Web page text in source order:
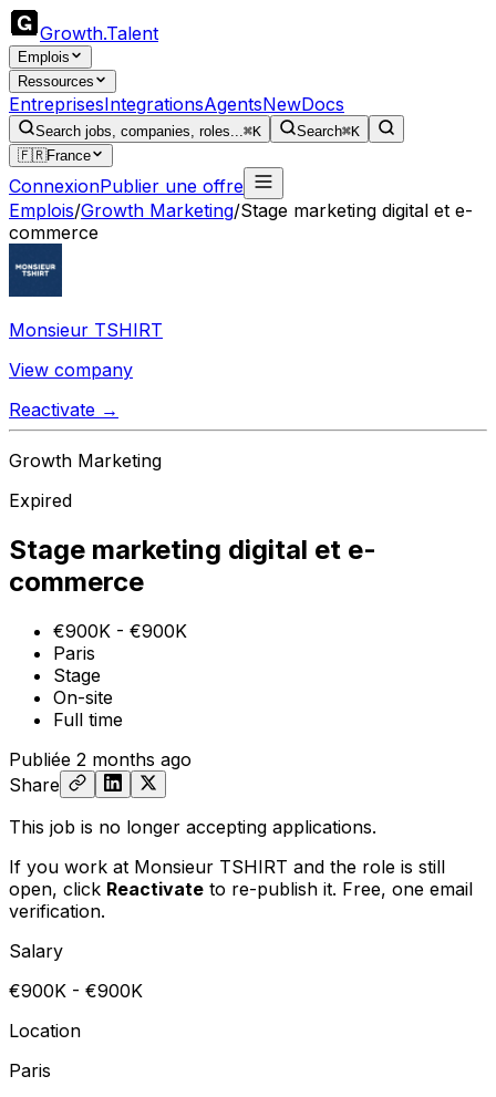
Growth.Talent
Emplois
Ressources
EntreprisesIntegrationsAgentsNewDocs
Search jobs, companies, roles...⌘K Search⌘K
🇫🇷France
ConnexionPublier une offre
Emplois/Growth Marketing/Stage marketing digital et e-
commerce
Monsieur TSHIRT
View company
Reactivate →
Growth Marketing
Expired
Stage marketing digital et e-
commerce
€900K - €900K
Paris
Stage
On-site
Full time
Publiée 2 months ago
Share
This job is no longer accepting applications.
If you work at Monsieur TSHIRT and the role is still
open, click Reactivate to re-publish it. Free, one email
verification.
Salary
€900K - €900K
Location
Paris